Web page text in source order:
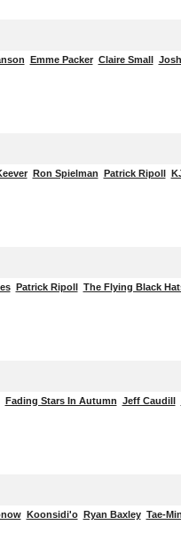
Emme Packer Claire Small
Ron Spielman Patrick Ripoll
Patrick Ripoll The Flying Black
Fading Stars In Autumn Jeff Caudill
Koonsidi'o Ryan Baxley Tae-